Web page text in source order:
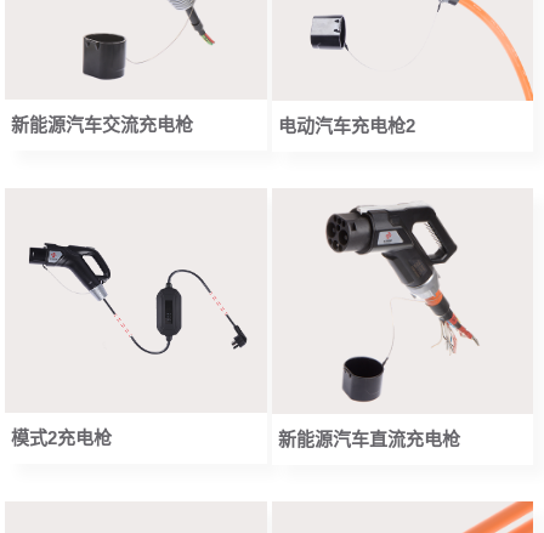
新能源汽车交流充电枪 电动汽车充电枪2
模式2充电枪 新能源汽车直流充电枪